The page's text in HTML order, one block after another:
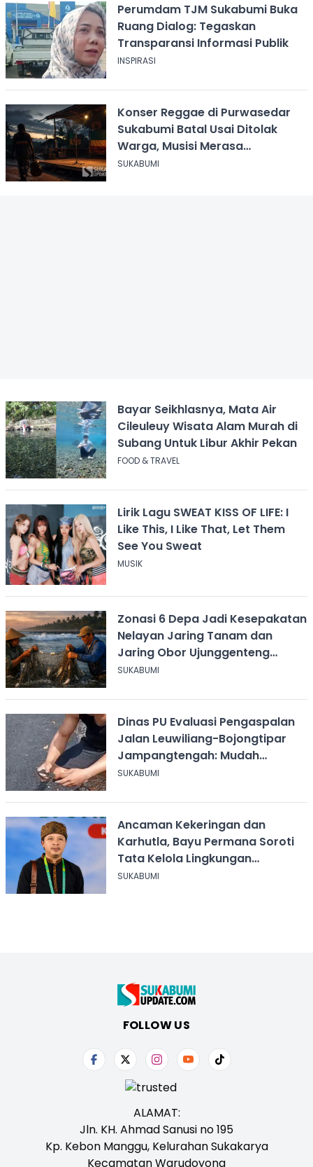
Perumdam TJM Sukabumi Buka
Ruang Dialog: Tegaskan
Transparansi Informasi Publik
INSPIRASI
Konser Reggae di Purwasedar
Sukabumi Batal Usai Ditolak
Warga, Musisi Merasa
Didiskreditkan
SUKABUMI
Bayar Seikhlasnya, Mata Air
Cileuleuy Wisata Alam Murah di
Subang Untuk Libur Akhir Pekan
FOOD & TRAVEL
Lirik Lagu SWEAT KISS OF LIFE: I
Like This, I Like That, Let Them
See You Sweat
MUSIK
Zonasi 6 Depa Jadi Kesepakatan
Nelayan Jaring Tanam dan
Jaring Obor Ujunggenteng
Sukabumi
SUKABUMI
Dinas PU Evaluasi Pengaspalan
Jalan Leuwiliang-Bojongtipar
Jampangtengah: Mudah
Mengelupas
SUKABUMI
Ancaman Kekeringan dan
Karhutla, Bayu Permana Soroti
Tata Kelola Lingkungan
Sukabumi
SUKABUMI
FOLLOW US
ALAMAT:
Jln. KH. Ahmad Sanusi no 195
Kp. Kebon Manggu, Kelurahan Sukakarya
Kecamatan Warudoyong